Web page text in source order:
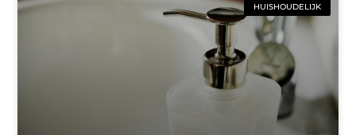
HUISHOUDELIJK